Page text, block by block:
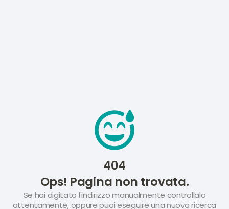
404
Ops! Pagina non trovata.
Se hai digitato l'indirizzo manualmente controllalo
attentamente, oppure puoi eseguire una nuova ricerca